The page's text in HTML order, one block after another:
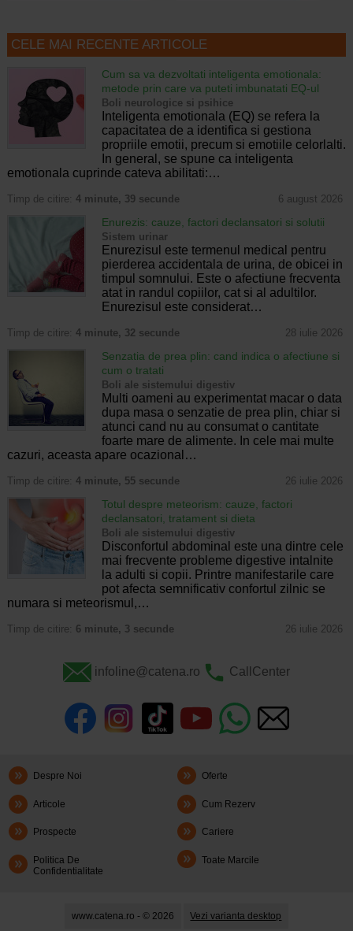
CELE MAI RECENTE ARTICOLE
Cum sa va dezvoltati inteligenta emotionala:
metode prin care va puteti imbunatati EQ-ul
Boli neurologice si psihice
Inteligenta emotionala (EQ) se refera la
capacitatea de a identifica si gestiona
propriile emotii, precum si emotiile celorlalti.
In general, se spune ca inteligenta
emotionala cuprinde cateva abilitati:…
Timp de citire: 4 minute, 39 secunde 6 august 2026
Enurezis: cauze, factori declansatori si solutii
Sistem urinar
Enurezisul este termenul medical pentru
pierderea accidentala de urina, de obicei in
timpul somnului. Este o afectiune frecventa
atat in randul copiilor, cat si al adultilor.
Enurezisul este considerat…
Timp de citire: 4 minute, 32 secunde 28 iulie 2026
Senzatia de prea plin: cand indica o afectiune si
cum o tratati
Boli ale sistemului digestiv
Multi oameni au experimentat macar o data
dupa masa o senzatie de prea plin, chiar si
atunci cand nu au consumat o cantitate
foarte mare de alimente. In cele mai multe
cazuri, aceasta apare ocazional…
Timp de citire: 4 minute, 55 secunde 26 iulie 2026
Totul despre meteorism: cauze, factori
declansatori, tratament si dieta
Boli ale sistemului digestiv
Disconfortul abdominal este una dintre cele
mai frecvente probleme digestive intalnite
la adulti si copii. Printre manifestarile care
pot afecta semnificativ confortul zilnic se
numara si meteorismul,…
Timp de citire: 6 minute, 3 secunde 26 iulie 2026
infoline@catena.ro CallCenter
Despre Noi Oferte
Articole Cum Rezerv
Prospecte Cariere
Politica De
Confidentialitate
Toate Marcile
www.catena.ro - © 2026 Vezi varianta desktop